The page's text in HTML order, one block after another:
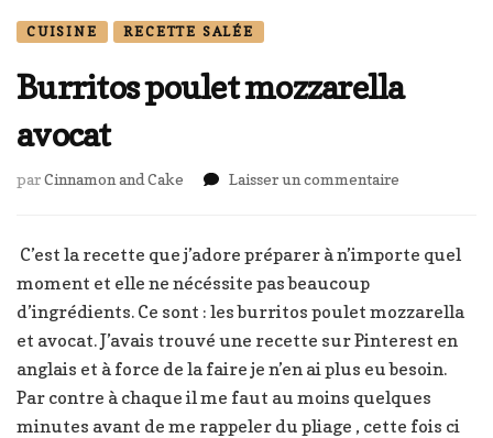
CUISINE RECETTE SALÉE
Burritos poulet mozzarella
avocat
parCinnamon and Cake Laisser un commentaire
mozzarella
avocat
C’est la recette que j’adore préparer à n’importe quel
moment et elle ne nécéssite pas beaucoup
d’ingrédients. Ce sont : les burritos poulet mozzarella
et avocat. J’avais trouvé une recette sur Pinterest en
anglais et à force de la faire je n’en ai plus eu besoin.
Par contre à chaque il me faut au moins quelques
minutes avant de me rappeler du pliage , cette fois ci